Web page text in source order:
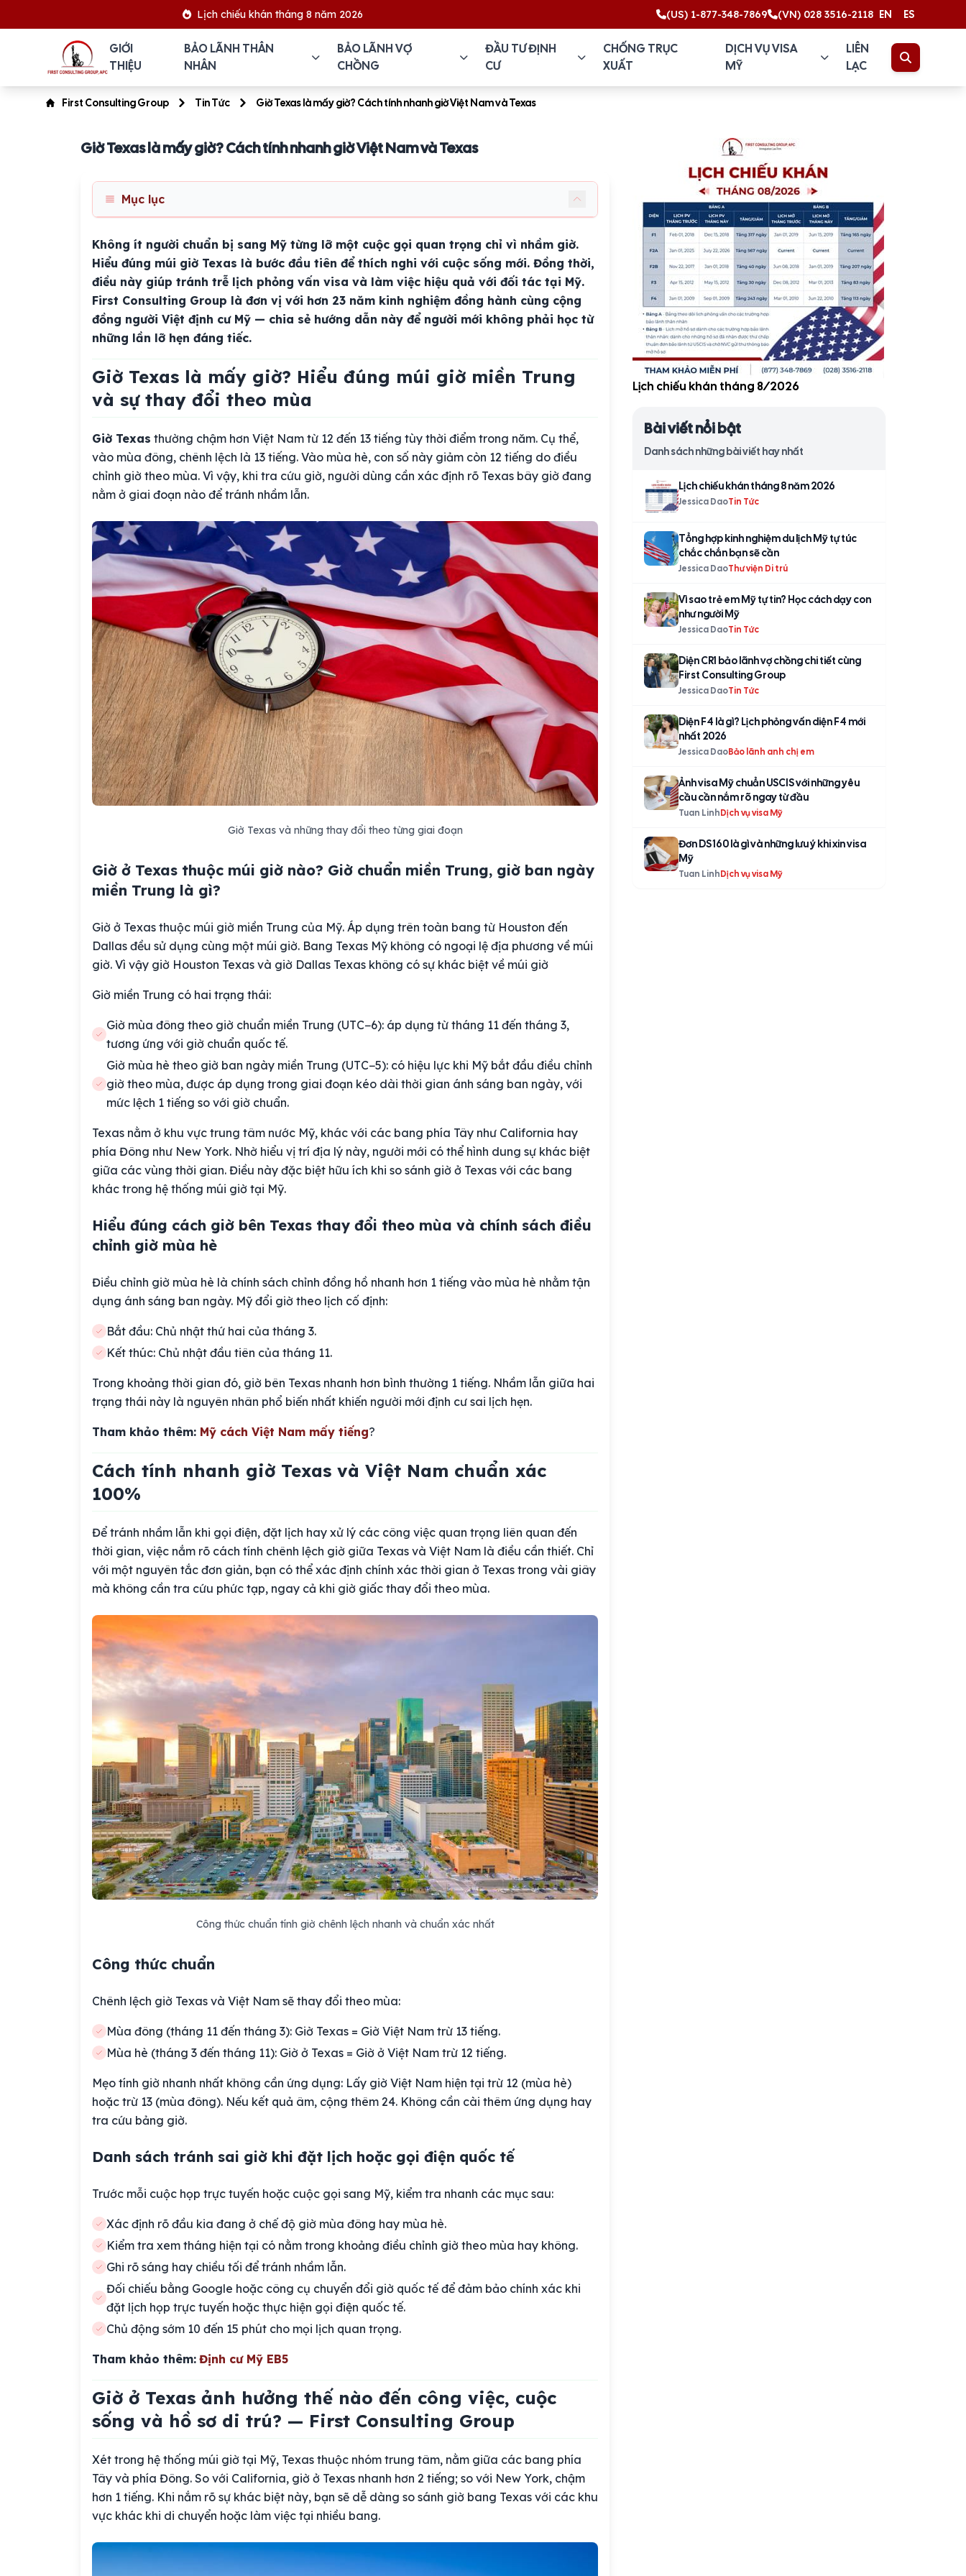
Lịch chiếu khán tháng 8 năm 2026 (US) 1-877-348-7869 (VN) 028 3516-2118 EN ES
GIỚI
THIỆU
BẢO LÃNH THÂN
NHÂN
BẢO LÃNH VỢ
CHỒNG
ĐẦU TƯ ĐỊNH
CƯ
CHỐNG TRỤC
XUẤT
DỊCH VỤ VISA
MỸ
LIÊN
LẠC
First Consulting Group Tin Tức Giờ Texas là mấy giờ? Cách tính nhanh giờ Việt Nam và Texas
Giờ Texas là mấy giờ? Cách tính nhanh giờ Việt Nam và Texas
Mục lục
Không ít người chuẩn bị sang Mỹ từng lỡ một cuộc gọi quan trọng chỉ vì nhầm giờ.
Hiểu đúng múi giờ Texas là bước đầu tiên để thích nghi với cuộc sống mới. Đồng thời,
điều này giúp tránh trễ lịch phỏng vấn visa và làm việc hiệu quả với đối tác tại Mỹ.
First Consulting Group là đơn vị với hơn 23 năm kinh nghiệm đồng hành cùng cộng
đồng người Việt định cư Mỹ — chia sẻ hướng dẫn này để người mới không phải học từ
những lần lỡ hẹn đáng tiếc.
Giờ Texas là mấy giờ? Hiểu đúng múi giờ miền Trung
và sự thay đổi theo mùa
Giờ Texas thường chậm hơn Việt Nam từ 12 đến 13 tiếng tùy thời điểm trong năm. Cụ thể,
vào mùa đông, chênh lệch là 13 tiếng. Vào mùa hè, con số này giảm còn 12 tiếng do điều
chỉnh giờ theo mùa. Vì vậy, khi tra cứu giờ, người dùng cần xác định rõ Texas bây giờ đang
nằm ở giai đoạn nào để tránh nhầm lẫn.
Giờ Texas và những thay đổi theo từng giai đoạn
Giờ ở Texas thuộc múi giờ nào? Giờ chuẩn miền Trung, giờ ban ngày
miền Trung là gì?
Giờ ở Texas thuộc múi giờ miền Trung của Mỹ. Áp dụng trên toàn bang từ Houston đến
Dallas đều sử dụng cùng một múi giờ. Bang Texas Mỹ không có ngoại lệ địa phương về múi
giờ. Vì vậy giờ Houston Texas và giờ Dallas Texas không có sự khác biệt về múi giờ
Giờ miền Trung có hai trạng thái:
Giờ mùa đông theo giờ chuẩn miền Trung (UTC−6): áp dụng từ tháng 11 đến tháng 3,
tương ứng với giờ chuẩn quốc tế.
Giờ mùa hè theo giờ ban ngày miền Trung (UTC−5): có hiệu lực khi Mỹ bắt đầu điều chỉnh
giờ theo mùa, được áp dụng trong giai đoạn kéo dài thời gian ánh sáng ban ngày, với
mức lệch 1 tiếng so với giờ chuẩn.
Texas nằm ở khu vực trung tâm nước Mỹ, khác với các bang phía Tây như California hay
phía Đông như New York. Nhờ hiểu vị trí địa lý này, người mới có thể hình dung sự khác biệt
giữa các vùng thời gian. Điều này đặc biệt hữu ích khi so sánh giờ ở Texas với các bang
khác trong hệ thống múi giờ tại Mỹ.
Hiểu đúng cách giờ bên Texas thay đổi theo mùa và chính sách điều
chỉnh giờ mùa hè
Điều chỉnh giờ mùa hè là chính sách chỉnh đồng hồ nhanh hơn 1 tiếng vào mùa hè nhằm tận
dụng ánh sáng ban ngày. Mỹ đổi giờ theo lịch cố định:
Bắt đầu: Chủ nhật thứ hai của tháng 3.
Kết thúc: Chủ nhật đầu tiên của tháng 11.
Trong khoảng thời gian đó, giờ bên Texas nhanh hơn bình thường 1 tiếng. Nhầm lẫn giữa hai
trạng thái này là nguyên nhân phổ biến nhất khiến người mới định cư sai lịch hẹn.
Tham khảo thêm: Mỹ cách Việt Nam mấy tiếng?
Cách tính nhanh giờ Texas và Việt Nam chuẩn xác
100%
Để tránh nhầm lẫn khi gọi điện, đặt lịch hay xử lý các công việc quan trọng liên quan đến
thời gian, việc nắm rõ cách tính chênh lệch giờ giữa Texas và Việt Nam là điều cần thiết. Chỉ
với một nguyên tắc đơn giản, bạn có thể xác định chính xác thời gian ở Texas trong vài giây
mà không cần tra cứu phức tạp, ngay cả khi giờ giấc thay đổi theo mùa.
Công thức chuẩn tính giờ chênh lệch nhanh và chuẩn xác nhất
Công thức chuẩn
Chênh lệch giờ Texas và Việt Nam sẽ thay đổi theo mùa:
Mùa đông (tháng 11 đến tháng 3): Giờ Texas = Giờ Việt Nam trừ 13 tiếng.
Mùa hè (tháng 3 đến tháng 11): Giờ ở Texas = Giờ ở Việt Nam trừ 12 tiếng.
Mẹo tính giờ nhanh nhất không cần ứng dụng: Lấy giờ Việt Nam hiện tại trừ 12 (mùa hè)
hoặc trừ 13 (mùa đông). Nếu kết quả âm, cộng thêm 24. Không cần cài thêm ứng dụng hay
tra cứu bảng giờ.
Danh sách tránh sai giờ khi đặt lịch hoặc gọi điện quốc tế
Trước mỗi cuộc họp trực tuyến hoặc cuộc gọi sang Mỹ, kiểm tra nhanh các mục sau:
Xác định rõ đầu kia đang ở chế độ giờ mùa đông hay mùa hè.
Kiểm tra xem tháng hiện tại có nằm trong khoảng điều chỉnh giờ theo mùa hay không.
Ghi rõ sáng hay chiều tối để tránh nhầm lẫn.
Đối chiếu bằng Google hoặc công cụ chuyển đổi giờ quốc tế để đảm bảo chính xác khi
đặt lịch họp trực tuyến hoặc thực hiện gọi điện quốc tế.
Chủ động sớm 10 đến 15 phút cho mọi lịch quan trọng.
Tham khảo thêm: Định cư Mỹ EB5
Giờ ở Texas ảnh hưởng thế nào đến công việc, cuộc
sống và hồ sơ di trú? — First Consulting Group
Xét trong hệ thống múi giờ tại Mỹ, Texas thuộc nhóm trung tâm, nằm giữa các bang phía
Tây và phía Đông. So với California, giờ ở Texas nhanh hơn 2 tiếng; so với New York, chậm
hơn 1 tiếng. Khi nắm rõ sự khác biệt này, bạn sẽ dễ dàng so sánh giờ bang Texas với các khu
vực khác khi di chuyển hoặc làm việc tại nhiều bang.
Lịch chiếu khán tháng 8/2026
Bài viết nổi bật
Danh sách những bài viết hay nhất
Lịch chiếu khán tháng 8 năm 2026
Jessica DaoTin Tức
Tổng hợp kinh nghiệm du lịch Mỹ tự túc
chắc chắn bạn sẽ cần
Jessica DaoThư viện Di trú
Vì sao trẻ em Mỹ tự tin? Học cách dạy con
như người Mỹ
Jessica DaoTin Tức
Diện CR1 bảo lãnh vợ chồng chi tiết cùng
First Consulting Group
Jessica DaoTin Tức
Diện F4 là gì? Lịch phỏng vấn diện F4 mới
nhất 2026
Jessica DaoBảo lãnh anh chị em
Ảnh visa Mỹ chuẩn USCIS với những yêu
cầu cần nắm rõ ngay từ đầu
Tuan LinhDịch vụ visa Mỹ
Đơn DS 160 là gì và những lưu ý khi xin visa
Mỹ
Tuan LinhDịch vụ visa Mỹ